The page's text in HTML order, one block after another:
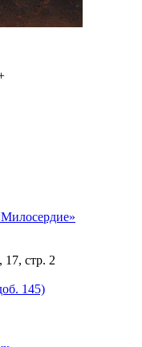
17, стр. 2
145)